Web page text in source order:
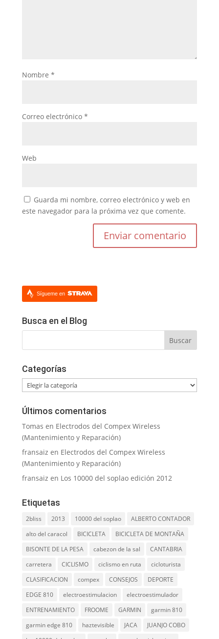
Nombre *
Correo electrónico *
Web
Guarda mi nombre, correo electrónico y web en
este navegador para la próxima vez que comente.
Sígueme en
Busca en el Blog
Categorías
Categorías
Últimos comentarios
Tomas en Electrodos del Compex Wireless
(Mantenimiento y Reparación)
fransaiz en Electrodos del Compex Wireless
(Mantenimiento y Reparación)
fransaiz en Los 10000 del soplao edición 2012
Etiquetas
2bliss 2013 10000 del soplao
ALBERTO CONTADOR
alto del caracol
BICICLETA
BICICLETA DE MONTAÑA
BISONTE DE LA PESA
cabezon de la sal
CANTABRIA
carretera
CICLISMO ciclismo en ruta
cicloturista
CLASIFICACION
compex CONSEJOS
DEPORTE
EDGE 810
electroestimulacion
electroestimulador
ENTRENAMIENTO
FROOME GARMIN
garmin 810
garmin edge 810
haztevisible JACA
JUANJO COBO